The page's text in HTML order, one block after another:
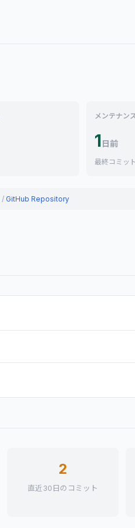
メンテナン
1日前
最終コミット
/ GitHub Repository
2
直近30日のコミット